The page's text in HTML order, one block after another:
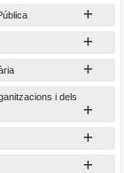
i dels